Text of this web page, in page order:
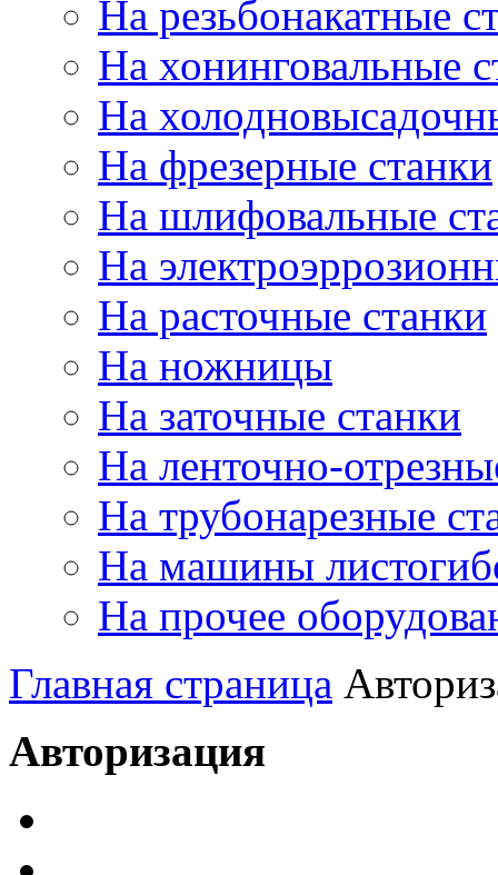
На резьбонакатные
На хонинговальные
На
На фрезерные станки
На шлифовальные
На
На расточные станки
На ножницы
На заточные станки
На ленточно-
На трубонарезные
На машины
На прочее
Главная страница
Авторизация